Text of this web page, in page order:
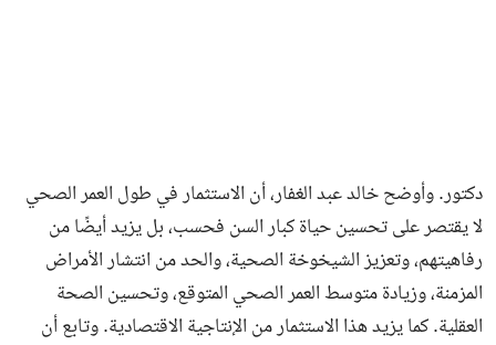
دكتور. وأوضح خالد عبد الغفار، أن الاستثمار في طول العمر الصحي
لا يقتصر على تحسين حياة كبار السن فحسب، بل يزيد أيضًا من
رفاهيتهم، وتعزيز الشيخوخة الصحية، والحد من انتشار الأمراض
المزمنة، وزيادة متوسط العمر الصحي المتوقع، وتحسين الصحة
العقلية. كما يزيد هذا الاستثمار من الإنتاجية الاقتصادية. وتابع أن